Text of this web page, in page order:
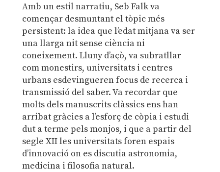
Amb un estil narratiu, Seb Falk va
començar desmuntant el tòpic més
persistent: la idea que l’edat mitjana va ser
una llarga nit sense ciència ni
coneixement. Lluny d’açò, va subratllar
com monestirs, universitats i centres
urbans esdevingueren focus de recerca i
transmissió del saber. Va recordar que
molts dels manuscrits clàssics ens han
arribat gràcies a l’esforç de còpia i estudi
dut a terme pels monjos, i que a partir del
segle XII les universitats foren espais
d’innovació on es discutia astronomia,
medicina i filosofia natural.